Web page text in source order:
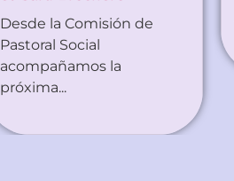
Desde la Comisión de
Pastoral Social
acompañamos la
próxima...